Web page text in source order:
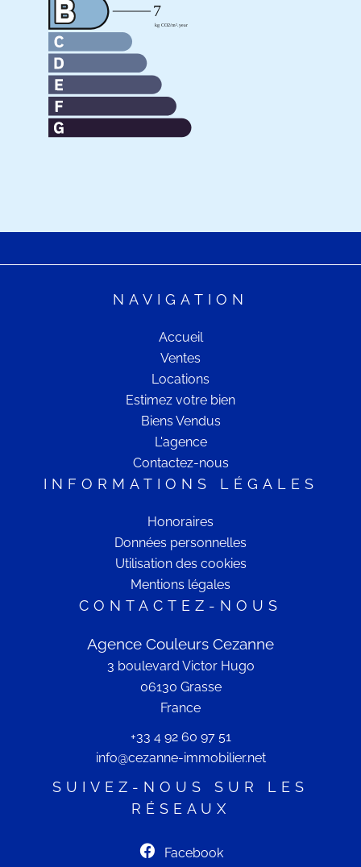
NAVIGATION
Accueil
Ventes
Locations
Estimez votre bien
Biens Vendus
L'agence
Contactez-nous
INFORMATIONS LÉGALES
Honoraires
Données personnelles
Utilisation des cookies
Mentions légales
CONTACTEZ-NOUS
Agence Couleurs Cezanne
3 boulevard Victor Hugo
06130 Grasse
France
+33 4 92 60 97 51
info@cezanne-immobilier.net
SUIVEZ-NOUS SUR LES
RÉSEAUX
Facebook